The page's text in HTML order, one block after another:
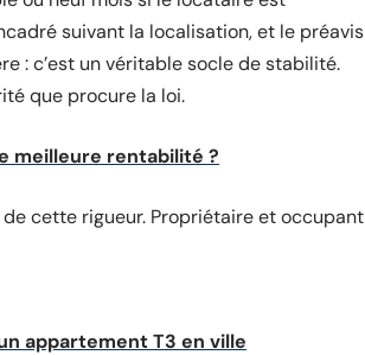
suivant la localisation, et le préavis
: c’est un véritable socle de stabilité.
que procure la loi.
meilleure rentabilité ?
cette rigueur. Propriétaire et occupant
appartement T3 en ville